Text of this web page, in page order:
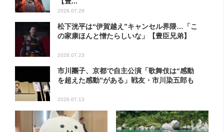
2026.07.29
松下洸平は“伊賀越え”キャンセル界隈…「こ
の家康ほんと憎たらしいな」【豊臣兄弟】
2026.07.23
市川團子、京都で自主公演「歌舞伎は“感動
を超えた感動”がある」戦友・市川染五郎も
2026.07.13